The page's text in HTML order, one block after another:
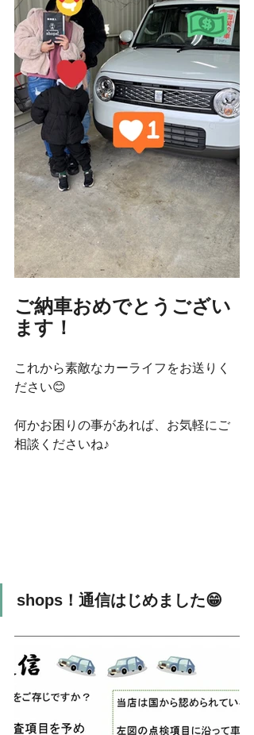
ご納車おめでとうござい
ます！
これから素敵なカーライフをお送りく
ださい😊
何かお困りの事があれば、お気軽にご
相談くださいね♪
shops！通信はじめました😁